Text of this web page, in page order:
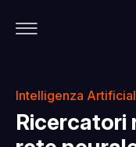
Intelligenza
Ricercatori